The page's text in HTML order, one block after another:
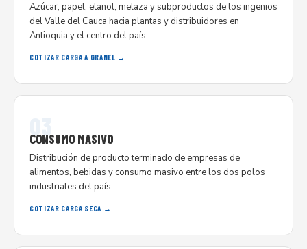
Azúcar, papel, etanol, melaza y subproductos de los ingenios
del Valle del Cauca hacia plantas y distribuidores en
Antioquia y el centro del país.
COTIZAR CARGA A GRANEL →
CONSUMO MASIVO
Distribución de producto terminado de empresas de
alimentos, bebidas y consumo masivo entre los dos polos
industriales del país.
COTIZAR CARGA SECA →